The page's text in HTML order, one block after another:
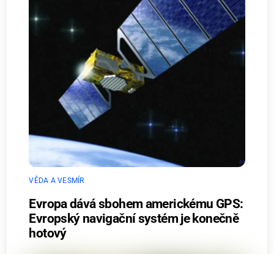
VĚDA A VESMÍR
Evropa dává sbohem americkému GPS:
Evropský navigační systém je konečně
hotový